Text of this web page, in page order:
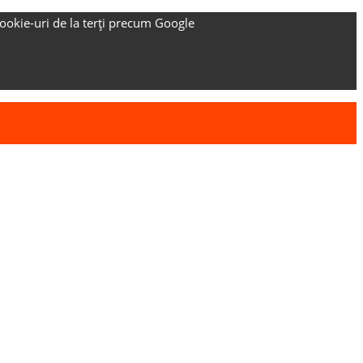
uri de la terți precum Google